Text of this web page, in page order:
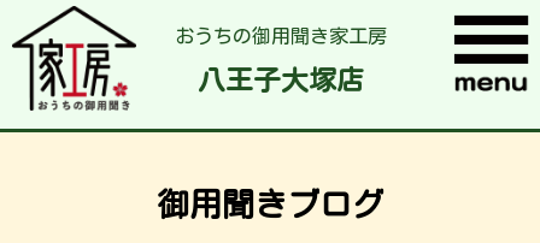
おうちの御用聞き家工房
八王子大塚店
御用聞きブログ